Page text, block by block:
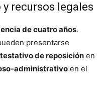
recursos legales
de cuatro años.
presentarse
de reposición en
administrativo en el